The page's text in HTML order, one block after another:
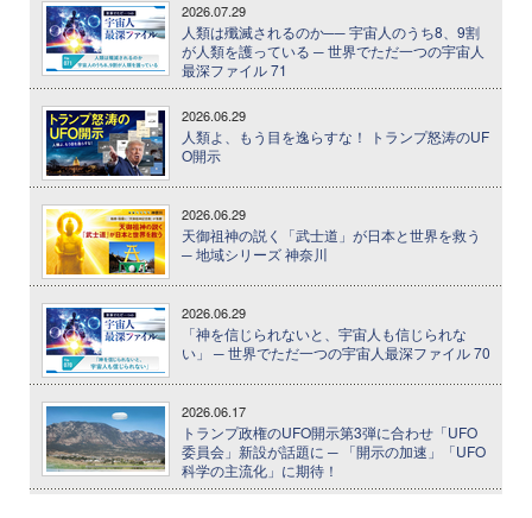
2026.07.29
人類は殲滅されるのか── 宇宙人のうち8、9割
が人類を護っている ─ 世界でただ一つの宇宙人
最深ファイル 71
2026.06.29
人類よ、もう目を逸らすな！ トランプ怒涛のUF
O開示
2026.06.29
天御祖神の説く「武士道」が日本と世界を救う
─ 地域シリーズ 神奈川
2026.06.29
「神を信じられないと、宇宙人も信じられな
い」 ─ 世界でただ一つの宇宙人最深ファイル 70
2026.06.17
トランプ政権のUFO開示第3弾に合わせ「UFO
委員会」新設が話題に ─ 「開示の加速」「UFO
科学の主流化」に期待！